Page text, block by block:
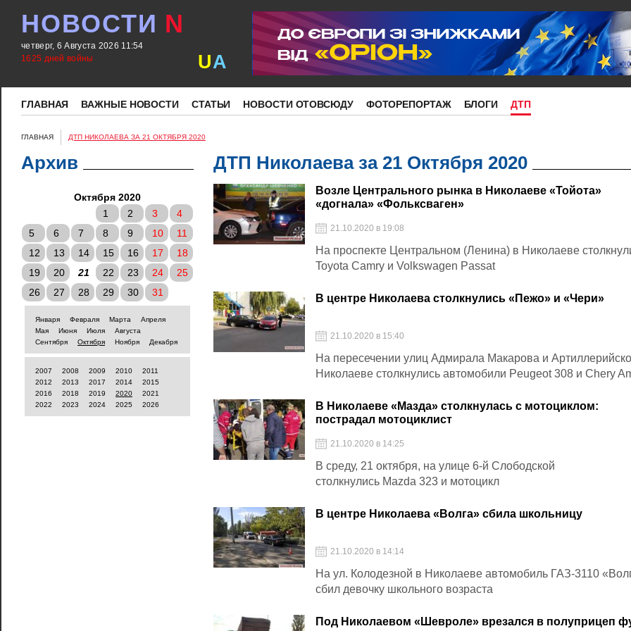
НОВОСТИ N
четверг, 6 Августа 2026 11:54
1625 дней войны
UA
ГЛАВНАЯ ВАЖНЫЕ НОВОСТИ СТАТЬИ НОВОСТИ ОТОВСЮДУ ФОТОРЕПОРТАЖ БЛОГИ ДТП
ГЛАВНАЯ ДТП НИКОЛАЕВА ЗА 21 ОКТЯБРЯ 2020
Архив
Октября 2020
1
2 3
4
5
6 7 8 9 10
11
12
13 14 15 16 17
18
19
20 21 22 23 24
25
26
27 28 29 30 31
Января Февраля Марта
Апреля
Мая
Июня Июля
Августа
Сентября
Октября Ноября Декабря
2007 2008 2009 2010
2011
2012
2013 2017 2014
2015
2016
2018 2019 2020
2021
2022
2023 2024 2025 2026
ДТП Николаева за 21 Октября 2020
Возле Центрального рынка в Николаеве «Тойота»
«догнала» «Фольксваген»
21.10.2020 в 19:08
На проспекте Центральном (Ленина) в Николаеве
Toyota Camry и Volkswagen Passat
В центре Николаева столкнулись «Пежо» и «Чери»
21.10.2020 в 15:40
На пересечении улиц Адмирала Макарова и
Николаеве столкнулись автомобили Peugeot 308 и Chery
В Николаеве «Мазда» столкнулась с мотоциклом:
пострадал мотоциклист
21.10.2020 в 14:25
В среду, 21 октября, на улице 6-й Слободской
столкнулись Mazda 323 и мотоцикл
В центре Николаева «Волга» сбила школьницу
21.10.2020 в 14:14
На ул. Колодезной в Николаеве автомобиль ГАЗ-3110
сбил девочку школьного возраста
Под Николаевом «Шевроле» врезался в полуприцеп